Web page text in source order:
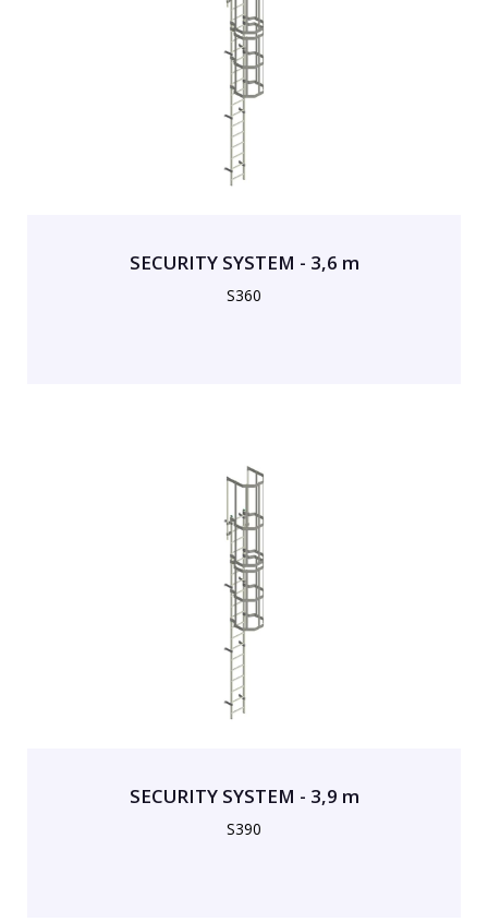
SECURITY SYSTEM - 3,6 m
S360
SECURITY SYSTEM - 3,9 m
S390